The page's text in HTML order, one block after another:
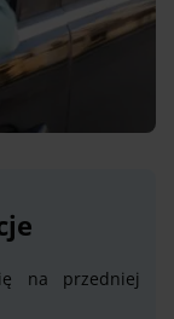
na przedniej